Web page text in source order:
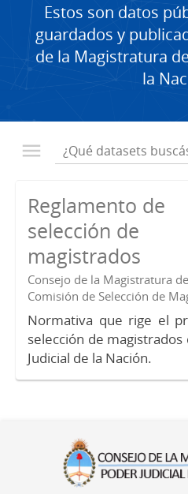
Estos son datos
guardados y
de la Magistratura
la
Reglamento de
selección de
magistrados
Consejo de la Magistratura
Comisión de Selección de
Normativa que rige el
selección de magistrados
Judicial de la Nación.